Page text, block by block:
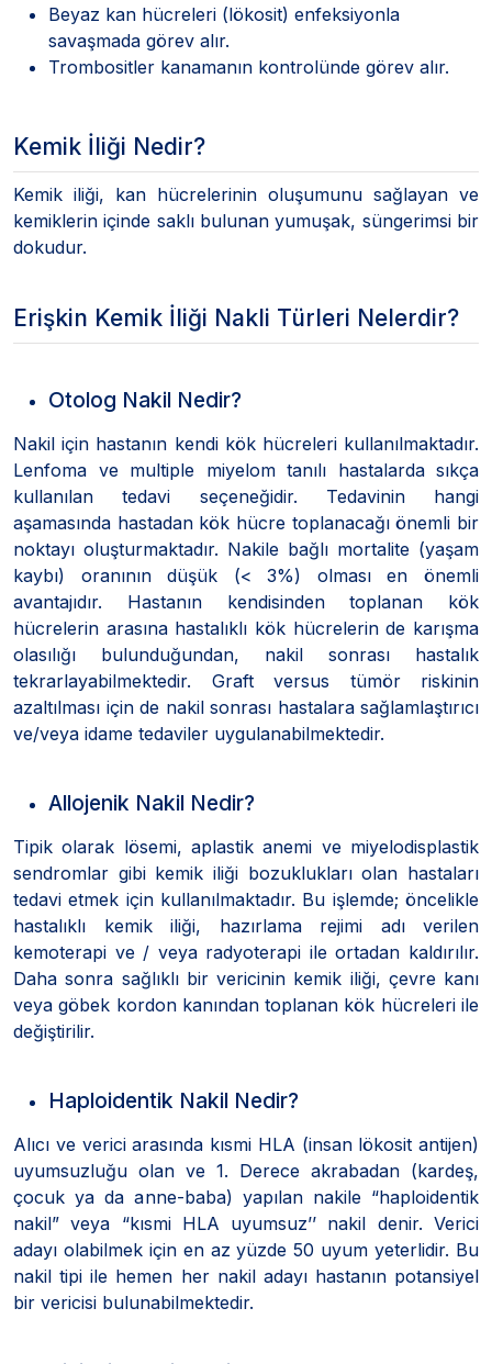
Beyaz kan hücreleri (lökosit) enfeksiyonla
savaşmada görev alır.
Trombositler kanamanın kontrolünde görev alır.
Kemik İliği Nedir?
Kemik iliği, kan hücrelerinin oluşumunu sağlayan ve
kemiklerin içinde saklı bulunan yumuşak, süngerimsi bir
dokudur.
Erişkin Kemik İliği Nakli Türleri Nelerdir?
Otolog Nakil Nedir?
Nakil için hastanın kendi kök hücreleri kullanılmaktadır.
Lenfoma ve multiple miyelom tanılı hastalarda sıkça
kullanılan tedavi seçeneğidir. Tedavinin hangi
aşamasında hastadan kök hücre toplanacağı önemli bir
noktayı oluşturmaktadır. Nakile bağlı mortalite (yaşam
kaybı) oranının düşük (< 3%) olması en önemli
avantajıdır. Hastanın kendisinden toplanan kök
hücrelerin arasına hastalıklı kök hücrelerin de karışma
olasılığı bulunduğundan, nakil sonrası hastalık
tekrarlayabilmektedir. Graft versus tümör riskinin
azaltılması için de nakil sonrası hastalara sağlamlaştırıcı
ve/veya idame tedaviler uygulanabilmektedir.
Allojenik Nakil Nedir?
Tipik olarak lösemi, aplastik anemi ve miyelodisplastik
sendromlar gibi kemik iliği bozuklukları olan hastaları
tedavi etmek için kullanılmaktadır. Bu işlemde; öncelikle
hastalıklı kemik iliği, hazırlama rejimi adı verilen
kemoterapi ve / veya radyoterapi ile ortadan kaldırılır.
Daha sonra sağlıklı bir vericinin kemik iliği, çevre kanı
veya göbek kordon kanından toplanan kök hücreleri ile
değiştirilir.
Haploidentik Nakil Nedir?
Alıcı ve verici arasında kısmi HLA (insan lökosit antijen)
uyumsuzluğu olan ve 1. Derece akrabadan (kardeş,
çocuk ya da anne-baba) yapılan nakile “haploidentik
nakil” veya “kısmi HLA uyumsuz’’ nakil denir. Verici
adayı olabilmek için en az yüzde 50 uyum yeterlidir. Bu
nakil tipi ile hemen her nakil adayı hastanın potansiyel
bir vericisi bulunabilmektedir.